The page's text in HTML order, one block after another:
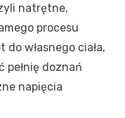
natrętne,
procesu
własnego ciała,
pełnię doznań
napięcia